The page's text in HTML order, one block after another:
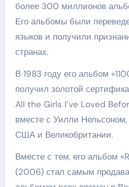
более 300 миллионов
Его альбомы были
языков и получили
странах.
В 1983 году его альбом
получил золотой
All the Girls I’ve Loved
вместе с Уилли
США и Великобритании.
Вместе с тем, его альбом
(2006) стал самым